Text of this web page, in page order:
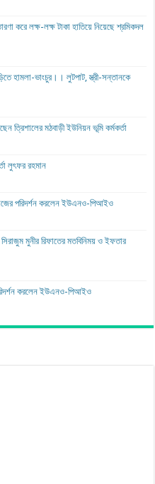
করে লক্ষ-লক্ষ টাকা হাতিয়ে নিয়েছে শ্রমিকদল
হামলা-ভাংচুর।। লুটপাট, স্ত্রী‌-সন্তানকে
ত্রিশালের মঠবাড়ী ইউনিয়ন ভূমি কর্মকর্তা
লুৎফর রহমান
পরিদর্শন করলেন ইউএনও-পিআইও
সিরাজুম মুনীর রিফাতের মতবিনিময় ও ইফতার
করলেন ইউএনও-পিআইও